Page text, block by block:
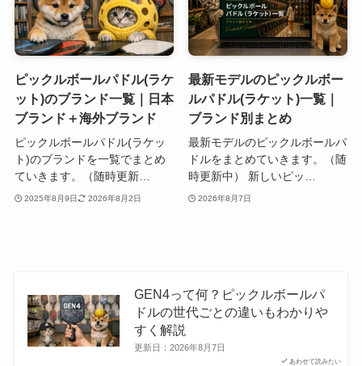
ピックルボールパドル(ラケ
ット)のブランド一覧｜日本
ブランド＋海外ブランド
ピックルボールパドル(ラケッ
ト)のブランドを一覧でまとめ
ていきます。（随時更新…
2025年8月9日 2026年8月2日
最新モデルのピックルボー
ルパドル(ラケット)一覧｜
ブランド別まとめ
最新モデルのピックルボールパ
ドルをまとめていきます。（随
時更新中） 新しいピッ…
2026年8月7日
あわせて読みたい
GEN4って何？ピックルボールパ
ドルの世代ごとの違いもわかりや
すく解説
更新日： 2026年8月7日